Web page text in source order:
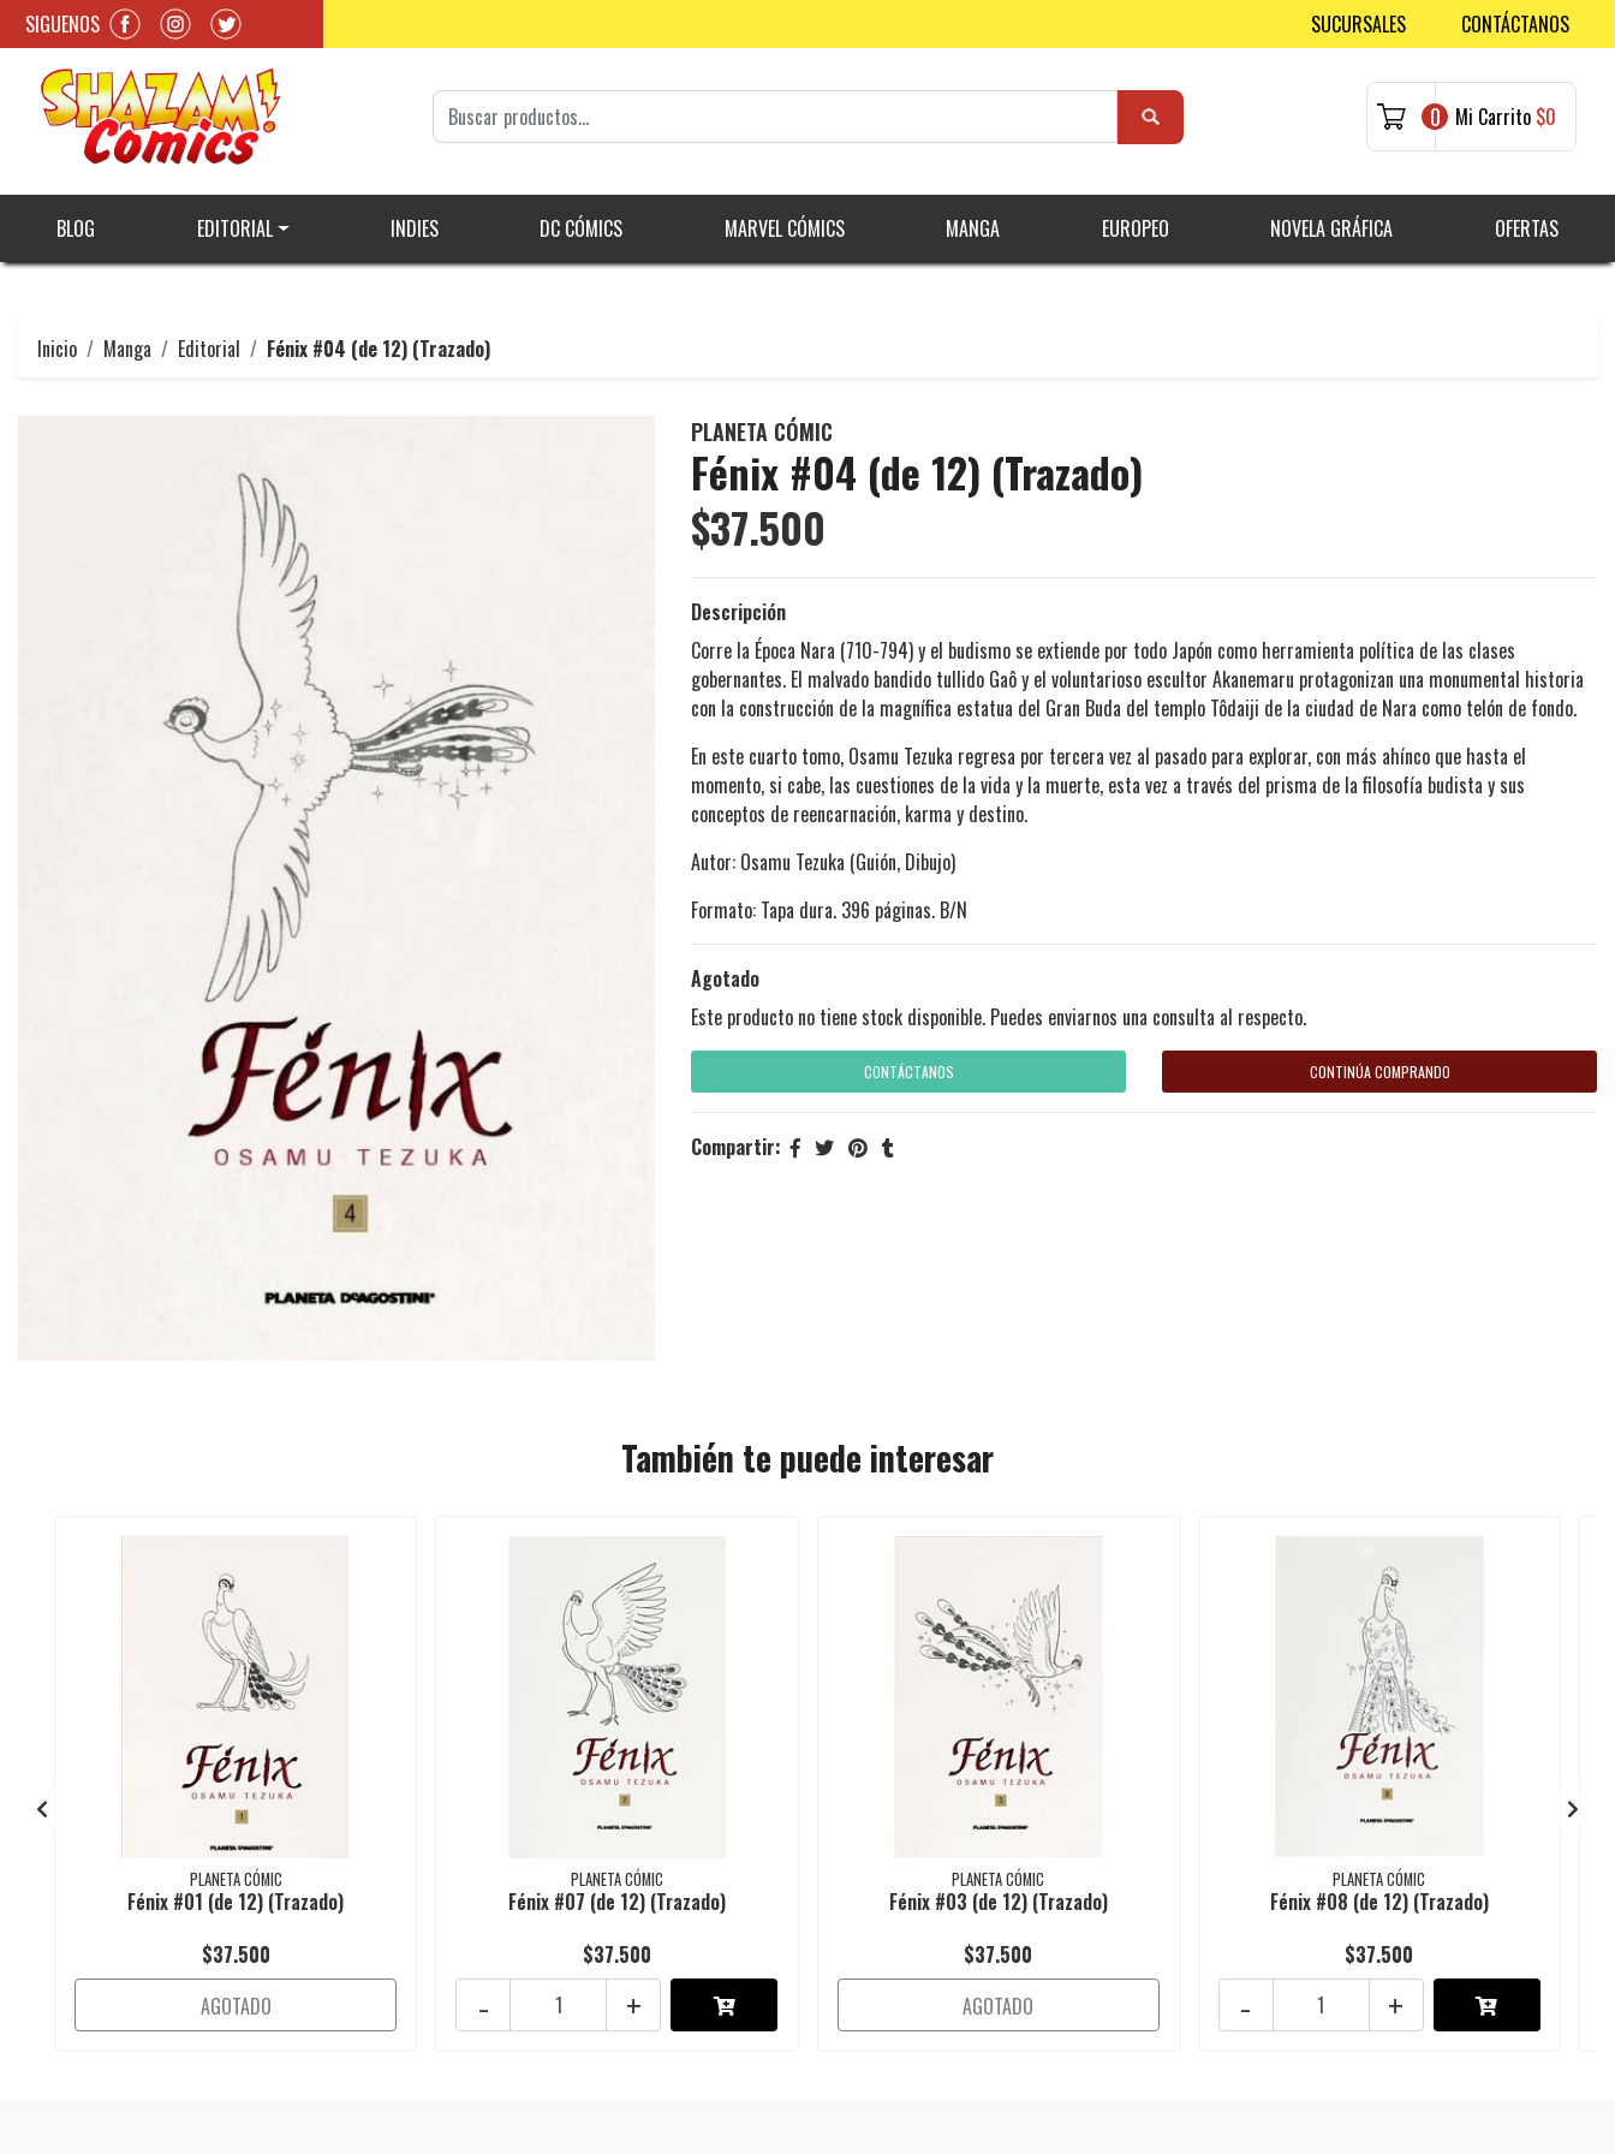
SIGUENOS SUCURSALES CONTÁCTANOS
0 Mi Carrito $0
BLOG EDITORIAL INDIES DC CÓMICS MARVEL CÓMICS MANGA EUROPEO NOVELA GRÁFICA OFERTAS
Inicio Manga Editorial Fénix #04 (de 12) (Trazado)
PLANETA CÓMIC
Fénix #04 (de 12) (Trazado)
$37.500
Descripción
Corre la Época Nara (710-794) y el budismo se extiende por todo Japón como herramienta política de las clases
gobernantes. El malvado bandido tullido Gaô y el voluntarioso escultor Akanemaru protagonizan una monumental historia
con la construcción de la magnífica estatua del Gran Buda del templo Tôdaiji de la ciudad de Nara como telón de fondo.
En este cuarto tomo, Osamu Tezuka regresa por tercera vez al pasado para explorar, con más ahínco que hasta el
momento, si cabe, las cuestiones de la vida y la muerte, esta vez a través del prisma de la filosofía budista y sus
conceptos de reencarnación, karma y destino.
Autor: Osamu Tezuka (Guión, Dibujo)
Formato: Tapa dura. 396 páginas. B/N
Agotado
Este producto no tiene stock disponible. Puedes enviarnos una consulta al respecto.
CONTÁCTANOS CONTINÚA COMPRANDO
Compartir:
También te puede interesar
PLANETA CÓMIC
Fénix #01 (de 12) (Trazado)
$37.500
AGOTADO
PLANETA CÓMIC
Fénix #07 (de 12) (Trazado)
$37.500
+
-
PLANETA CÓMIC
Fénix #03 (de 12) (Trazado)
$37.500
AGOTADO
PLANETA CÓMIC
Fénix #08 (de 12) (Trazado)
$37.500
+
-